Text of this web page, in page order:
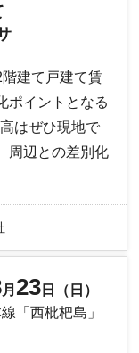
建て戸建て賃
ポイントとなる
はぜひ現地で
周辺との差別化
月 23 日（日）
「西枇杷島」